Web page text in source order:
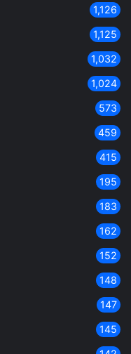
1,126
1,125
1,032
1,024
573
459
415
195
183
162
152
148
147
145